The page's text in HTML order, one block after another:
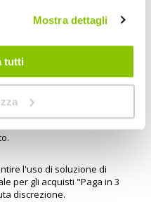
Mostra dettagli
tutti
Nel caso in cui
effetti e l'utente dovrà
importi ancora in sospeso.
effettuare rimborsi
interamente o
l'uso di soluzione di
per gli acquisti "Paga in 3
discrezione.